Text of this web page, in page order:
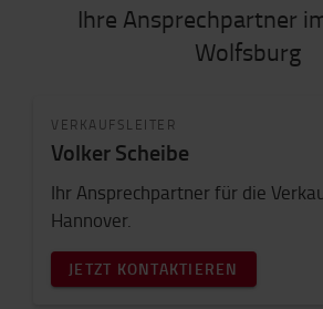
Ihre Ansprechpartner
Wolfsburg
VERKAUFSLEITER
Volker Scheibe
Ihr Ansprechpartner für die
Hannover.
JETZT KONTAKTIEREN